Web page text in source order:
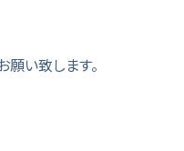
い致します。